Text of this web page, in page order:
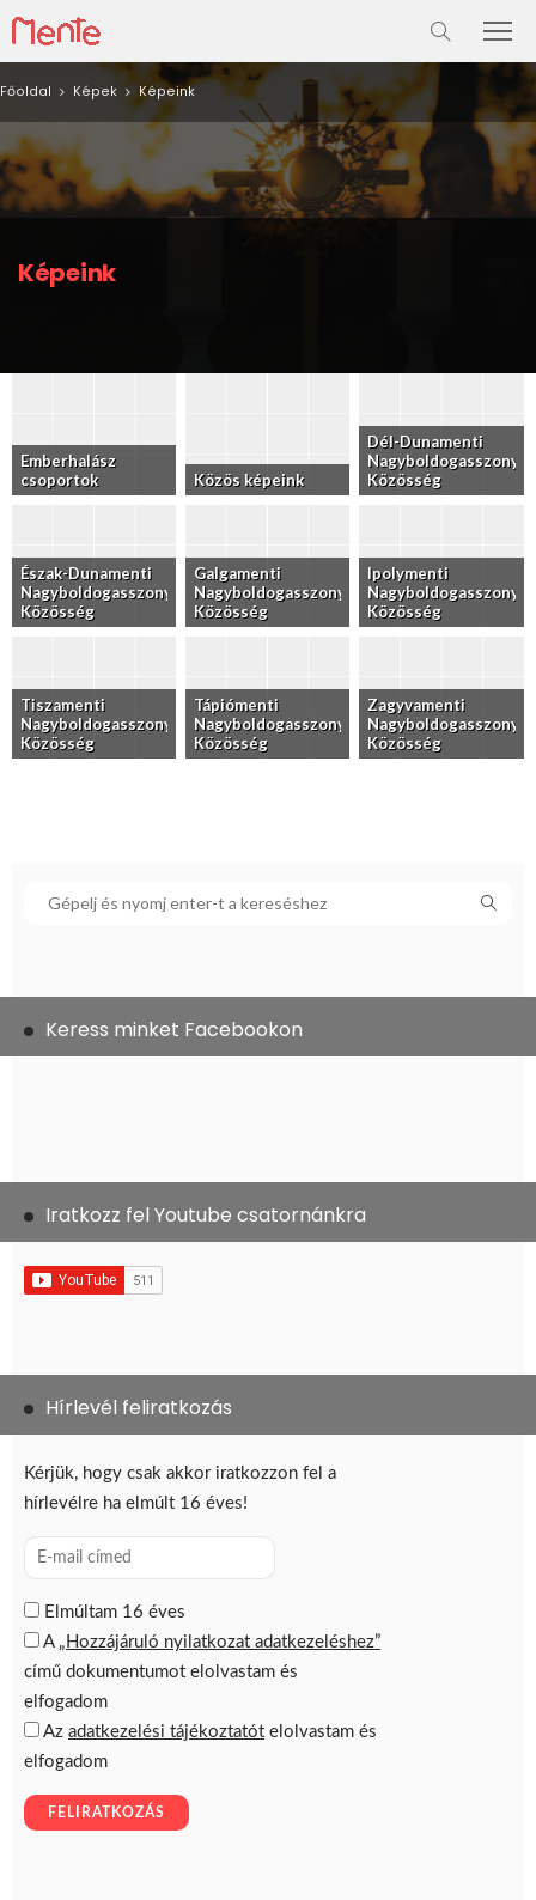
Főoldal Képek Képeink
Képeink
Emberhalász
csoportok
Közös képeink
Dél-Dunamenti
Nagyboldogasszony
Közösség
Észak-Dunamenti
Nagyboldogasszony
Közösség
Galgamenti
Nagyboldogasszony
Közösség
Ipolymenti
Nagyboldogasszony
Közösség
Tiszamenti
Nagyboldogasszony
Közösség
Tápiómenti
Nagyboldogasszony
Közösség
Zagyvamenti
Nagyboldogasszony
Közösség
Keress minket Facebookon
Iratkozz fel Youtube csatornánkra
Hírlevél feliratkozás